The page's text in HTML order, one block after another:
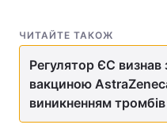
Економіка
Спорт
ЧИТАЙТЕ ТАКОЖ
Регулятор ЄС визнав
вакциною
виникненням тромбів